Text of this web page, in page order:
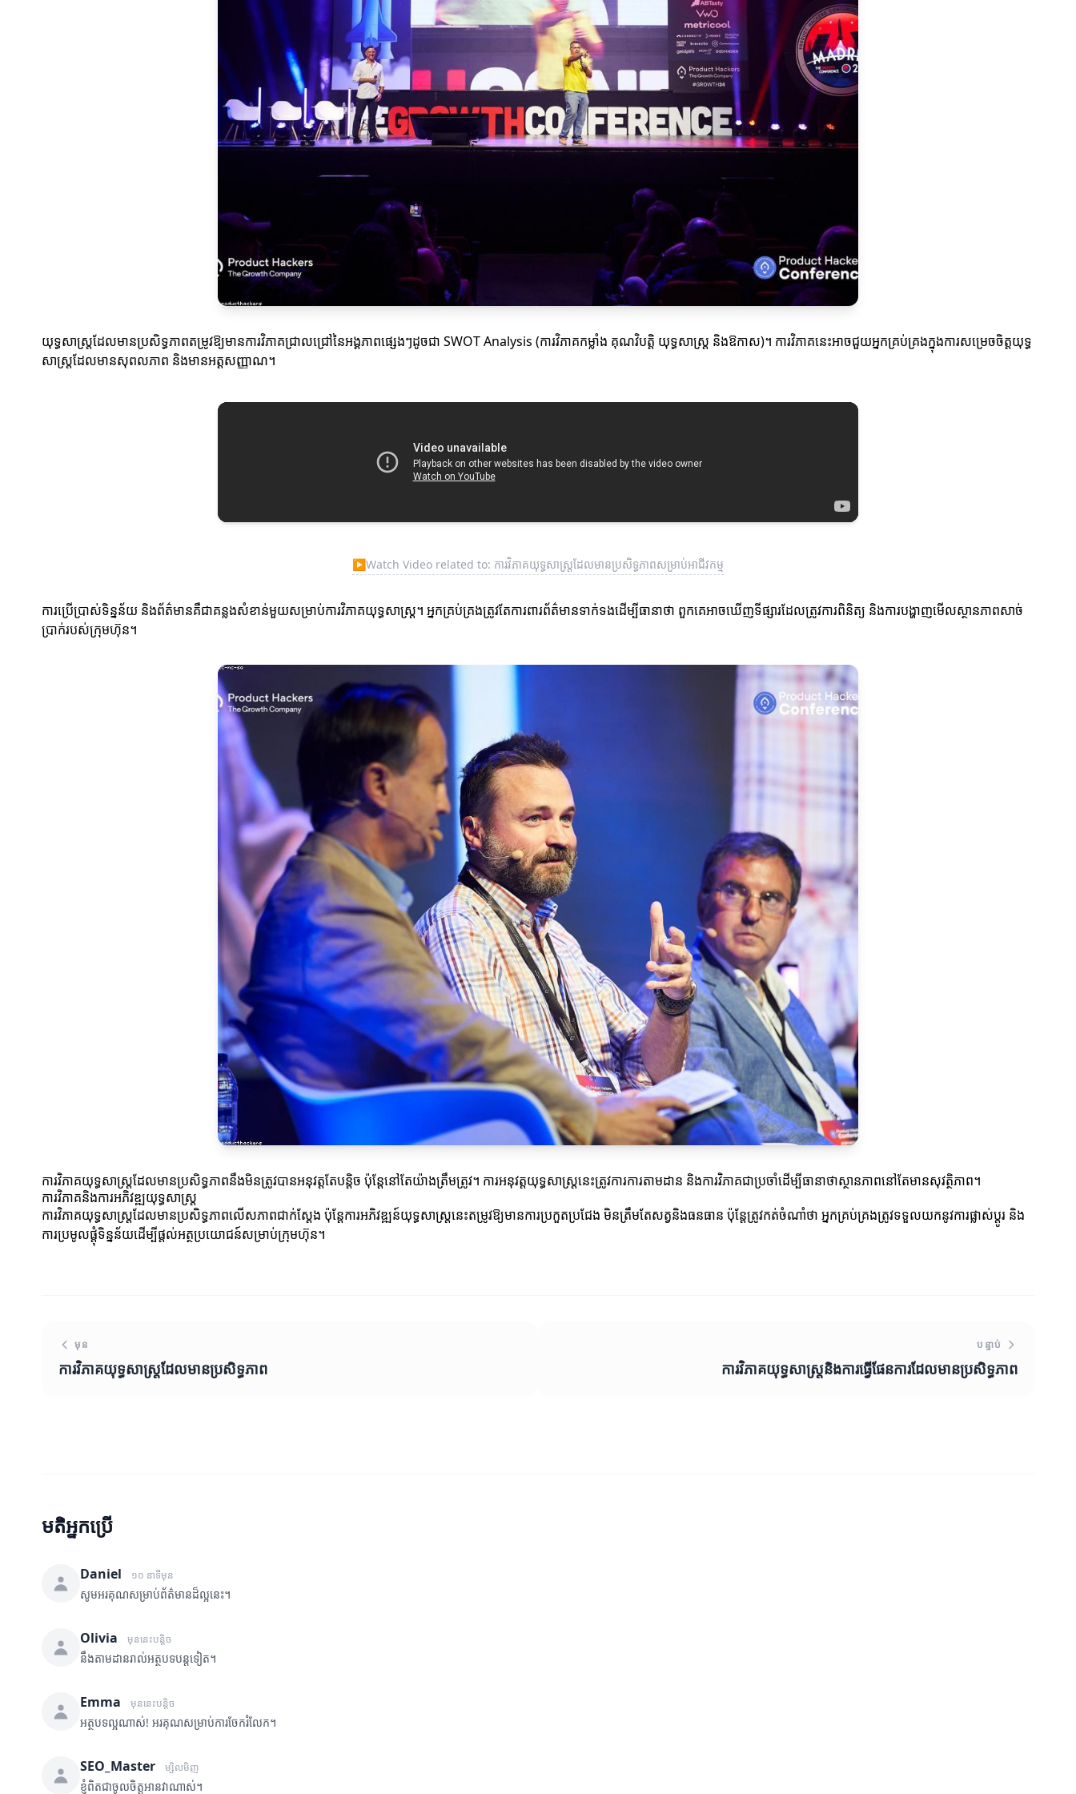
យុទ្ធសាស្ត្រដែលមានប្រសិទ្ធភាពតម្រូវឱ្យមានការវិភាគជ្រាលជ្រៅនៃអង្គភាពផ្សេងៗដូចជា SWOT Analysis (ការវិភាគកម្លាំង គុណវិបត្តិ យុទ្ធសាស្ត្រ និងឱកាស)។ ការវិភាគនេះអាចជួយអ្នកគ្រប់គ្រងក្នុងការសម្រេចចិត្តយុទ្ធ
សាស្ត្រដែលមានសុពលភាព និងមានអត្តសញ្ញាណ។
▶Watch Video related to: ការវិភាគយុទ្ធសាស្ត្រដែលមានប្រសិទ្ធភាពសម្រាប់អាជីវកម្ម
ការប្រើប្រាស់ទិន្នន័យ និងព័ត៌មានគឺជាគន្លងសំខាន់មួយសម្រាប់ការវិភាគយុទ្ធសាស្ត្រ។ អ្នកគ្រប់គ្រងត្រូវតែការពារព័ត៌មានទាក់ទងដើម្បីធានាថា ពួកគេអាចឃើញទីផ្សារដែលត្រូវការពិនិត្យ និងការបង្ហាញមើលស្ថានភាពសាច់
ប្រាក់របស់ក្រុមហ៊ុន។
ការវិភាគយុទ្ធសាស្ត្រដែលមានប្រសិទ្ធភាពនឹងមិនត្រូវបានអនុវត្តតែបន្តិច ប៉ុន្តែនៅតែយ៉ាងត្រឹមត្រូវ។ ការអនុវត្តយុទ្ធសាស្ត្រនេះត្រូវការការតាមដាន និងការវិភាគជាប្រចាំដើម្បីធានាថាស្ថានភាពនៅតែមានសុវត្ថិភាព។
ការវិភាគនិងការអភិវឌ្ឍយុទ្ធសាស្ត្រ
ការវិភាគយុទ្ធសាស្ត្រដែលមានប្រសិទ្ធភាពលើសភាពជាក់ស្តែង ប៉ុន្តែការអភិវឌ្ឍន៍យុទ្ធសាស្ត្រនេះតម្រូវឱ្យមានការប្រកួតប្រជែង មិនត្រឹមតែសត្វនិងធនធាន ប៉ុន្តែត្រូវកត់ចំណាំថា អ្នកគ្រប់គ្រងត្រូវទទួលយកនូវការផ្លាស់ប្តូរ និង
ការប្រមូលផ្តុំទិន្នន័យដើម្បីផ្តល់អត្ថប្រយោជន៍សម្រាប់ក្រុមហ៊ុន។
មុន
ការវិភាគយុទ្ធសាស្ត្រដែលមានប្រសិទ្ធភាព
បន្ទាប់
ការវិភាគយុទ្ធសាស្ត្រនិងការធ្វើផែនការដែលមានប្រសិទ្ធភាព
មតិអ្នកប្រើ
Daniel ១០ នាទីមុន
សូមអរគុណសម្រាប់ព័ត៌មានដ៏ល្អនេះ។
Olivia មុននេះបន្តិច
នឹងតាមដានរាល់អត្ថបទបន្តទៀត។
Emma មុននេះបន្តិច
អត្ថបទល្អណាស់! អរគុណសម្រាប់ការចែករំលែក។
SEO_Master ម្សិលមិញ
ខ្ញុំពិតជាចូលចិត្តអានវាណាស់។